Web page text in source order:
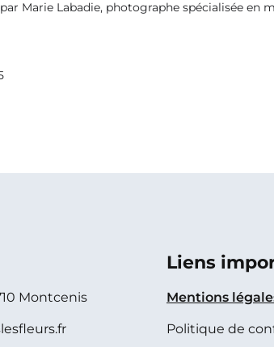
Marie Labadie, photographe spécialisée en
Montcenis
Liens
Mentions
Politique de